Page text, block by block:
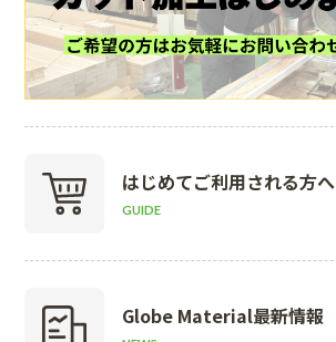
はじめてご利用される方へ
GUIDE
Globe Material最新情報